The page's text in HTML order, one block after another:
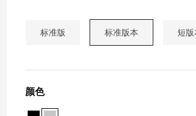
标准版 标准版本 短版
颜色
Thule Excellent Standard Black 黑色
Thule Excellent Standard 阳极氧化